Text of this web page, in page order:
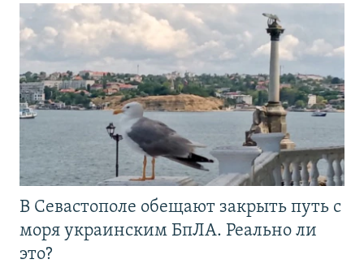
В Севастополе обещают закрыть путь с
моря украинским БпЛА. Реально ли
это?